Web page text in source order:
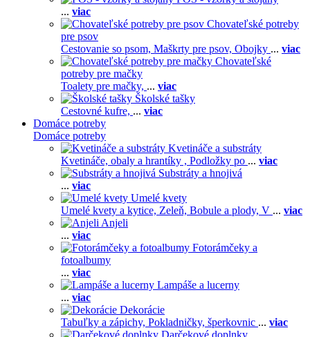
... viac
Chovateľské potreby
pre psov
Cestovanie so psom, Maškrty pre psov, Obojky ... viac
Chovateľské
potreby pre mačky
Toalety pre mačky, ... viac
Školské tašky
Cestovné kufre, ... viac
Domáce potreby
Domáce potreby
Kvetináče a substráty
Kvetináče, obaly a hrantíky , Podložky po ... viac
Substráty a hnojivá
... viac
Umelé kvety
Umelé kvety a kytice, Zeleň, Bobule a plody, V ... viac
Anjeli
... viac
Fotorámčeky a
fotoalbumy
... viac
Lampáše a lucerny
... viac
Dekorácie
Tabuľky a zápichy, Pokladničky, šperkovnic ... viac
Darčekové doplnky